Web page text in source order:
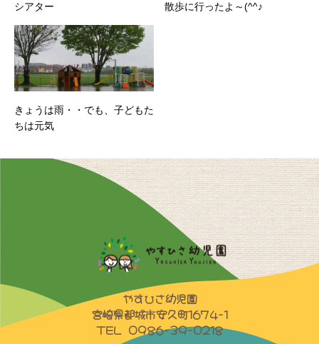
シアター 散歩に行ったよ～(^^♪
きょうは雨・・でも、子どもた
ちは元気
やすひさ幼児園
宮崎県都城市安久町1674-1
TEL 0986-39-0218